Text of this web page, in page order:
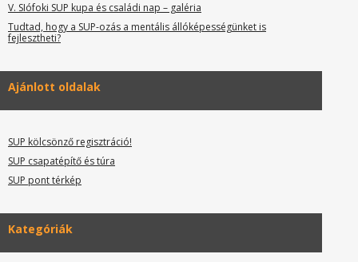
V. SIófoki SUP kupa és családi nap – galéria
Tudtad, hogy a SUP-ozás a mentális állóképességünket is
fejlesztheti?
Ajánlott oldalak
SUP kölcsönző regisztráció!
SUP csapatépítő és túra
SUP pont térkép
Kategóriák